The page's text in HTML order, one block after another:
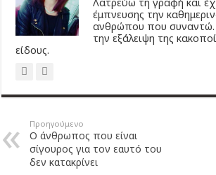
έμπνευσης την
ανθρώπου που
την εξάλειψη της
είδους.
Προηγούμενο
Ο άνθρωπος που είναι
σίγουρος για τον εαυτό του
δεν κατακρίνει